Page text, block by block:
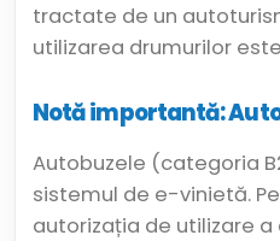
tractate de un
utilizarea drumurilor
Notă importantă:
Autobuzele (categoria
sistemul de e-vinietă.
autorizația de utilizare